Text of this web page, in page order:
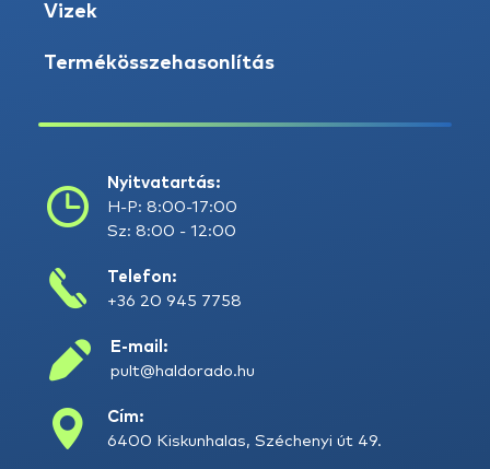
Vizek
Termékösszehasonlítás
Nyitvatartás:
H-P: 8:00-17:00
Sz: 8:00 - 12:00
Telefon:
+36 20 945 7758
E-mail:
pult@haldorado.hu
Cím:
6400 Kiskunhalas, Széchenyi út 49.